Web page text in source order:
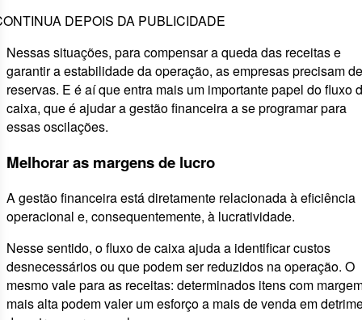
DEPOIS DA PUBLICIDADE
Nessas situações, para compensar a queda das receitas e
garantir a estabilidade da operação, as empresas precisam de
reservas. E é aí que entra mais um importante papel do fluxo
caixa, que é ajudar a gestão financeira a se programar para
essas oscilações.
Melhorar as margens de lucro
A gestão financeira está diretamente relacionada à eficiência
operacional e, consequentemente, à lucratividade.
Nesse sentido, o fluxo de caixa ajuda a identificar custos
desnecessários ou que podem ser reduzidos na operação. O
mesmo vale para as receitas: determinados itens com
mais alta podem valer um esforço a mais de venda em